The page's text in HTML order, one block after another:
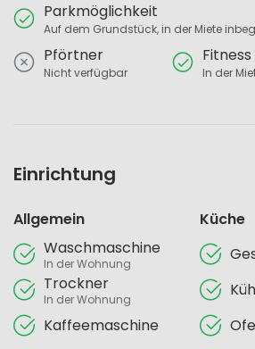
Parkmöglichkeit
Auf dem Grundstück, in der Miete
Pförtner
Nicht verfügbar
Fitness
In der
Einrichtung
Allgemein
Waschmaschine
In der Wohnung
Trockner
In der Wohnung
Kaffeemaschine
Küche